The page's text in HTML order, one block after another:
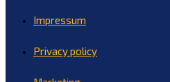
Impressum
Privacy policy